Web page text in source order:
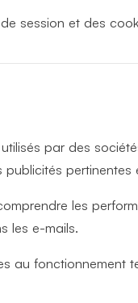
session et des
par des
pertinentes
les
les e-mails.
au fonctionnement